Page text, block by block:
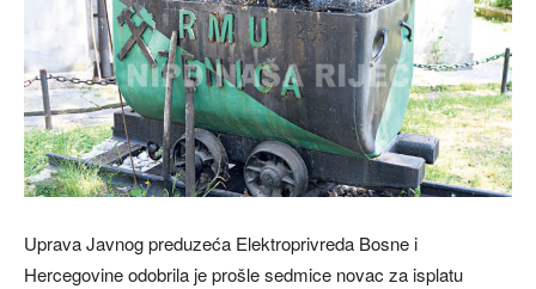
Uprava Javnog preduzeća Elektroprivreda Bosne i
Hercegovine odobrila je prošle sedmice novac za isplatu